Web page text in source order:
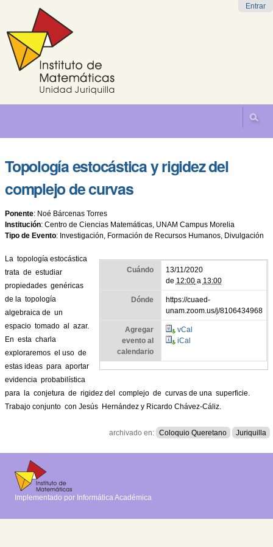
Saltar
navegación
Entrar
Topología estocástica y rigidez del
complejo de curvas
Ponente: Noé Bárcenas Torres
Institución:Centro de Ciencias Matemáticas, UNAM Campus Morelia
Tipo de Evento: Investigación, Formación de Recursos Humanos, Divulgación
Cuándo
13/11/2020
de 12:00 a 13:00
Dónde
https://cuaed-
unam.zoom.us/j/8106434968
Agregar
evento al
calendario
vCal
iCal
La topología estocástica
trata de estudiar
propiedades genéricas
de la topología
algebraica de un
espacio tomado al azar.
En esta charla
exploraremos el uso de
estas ideas para aportar
evidencia probabilística
para la conjetura de rigidez del complejo de curvas de una superficie.
Trabajo conjunto con Jesús Hernández y Ricardo Chávez-Cáliz.
archivado en: Coloquio Queretano Juriquilla
Implementado por Informática Académica